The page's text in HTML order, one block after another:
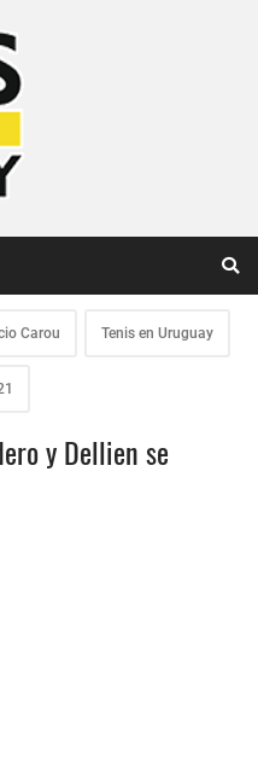
Carou Tenis en Uruguay
y Dellien se